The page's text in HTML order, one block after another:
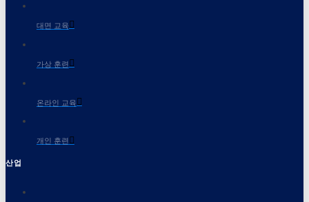
대면 교육
가상 훈련
온라인 교육
개인 훈련
산업